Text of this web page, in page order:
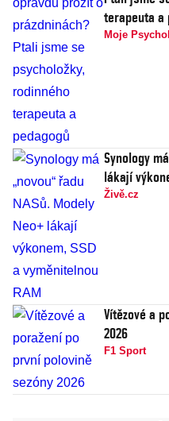
terapeuta a
Moje
Synology
lákají
Živě.cz
Vítězové a
2026
F1 Sport